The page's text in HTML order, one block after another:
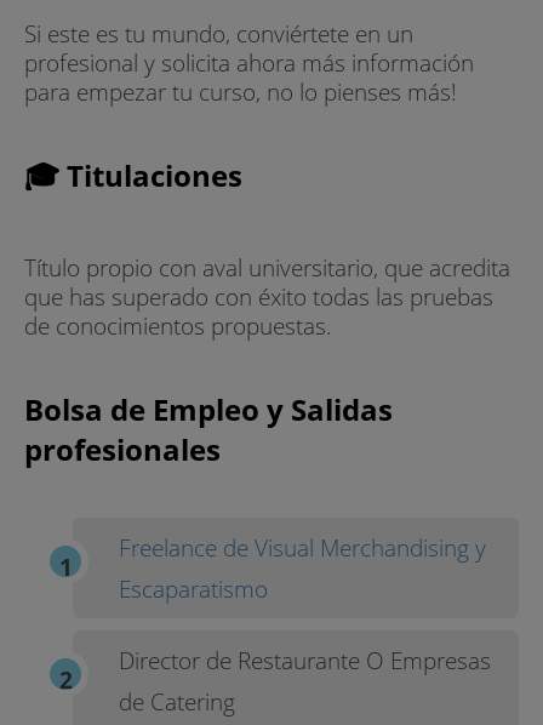
Si este es tu mundo, conviértete en un
profesional y solicita ahora más información
para empezar tu curso, no lo pienses más!
🎓 Titulaciones
Título propio con aval universitario, que acredita
que has superado con éxito todas las pruebas
de conocimientos propuestas.
Bolsa de Empleo y Salidas
profesionales
Freelance de Visual Merchandising y
Escaparatismo
Director de Restaurante O Empresas
de Catering